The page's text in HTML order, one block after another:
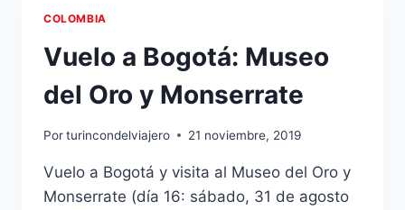
COLOMBIA
Vuelo a Bogotá: Museo
del Oro y Monserrate
Porturincondelviajero 21 noviembre, 2019
Vuelo a Bogotá y visita al Museo del Oro y
Monserrate (día 16: sábado, 31 de agosto